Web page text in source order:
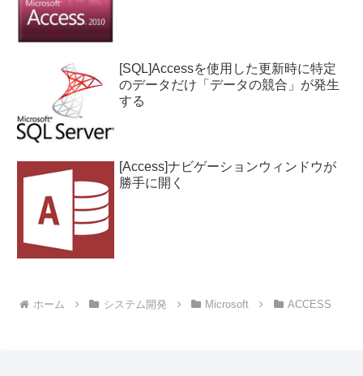
[SQL]Accessを使用した更新時に特定
のデータだけ「データの競合」が発生
する
[Access]ナビゲーションウィンドウが
勝手に開く
ホーム システム開発 Microsoft ACCESS